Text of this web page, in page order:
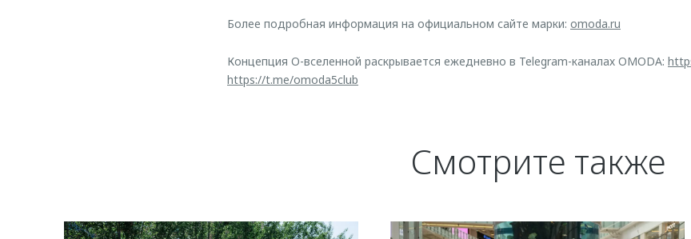
Более подробная информация на официальном сайте марки: omoda.ru
Концепция O-вселенной раскрывается ежедневно в Telegram-каналах OMODA:
https://t.me/omoda5club
Смотрите также